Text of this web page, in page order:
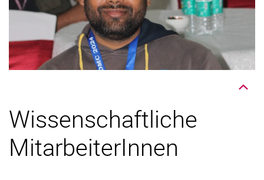
Nach oben
Wissenschaftliche
MitarbeiterInnen